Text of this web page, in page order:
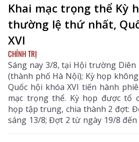
Khai mạc trọng thể Kỳ
thường lệ thứ nhất,
XVI
CHÍNH TRỊ
Sáng nay 3/8, tại Hội trường Diên
(thành phố Hà Nội); Kỳ họp
Quốc hội khóa XVI tiến hành
mạc trọng thể. Kỳ họp được tổ
họp tập trung, chia thành 2 đợt:
sáng 13/8; Đợt 2 từ ngày 19/8 đến